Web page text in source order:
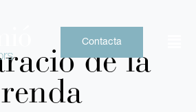
Contacta
de la
renda